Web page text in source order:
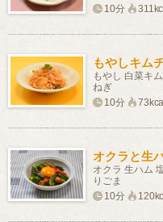
10分
もやしキム
もやし 白菜キ
ねぎ
10分
73kcal
オクラと生
オクラ 生ハム
りごま
10分